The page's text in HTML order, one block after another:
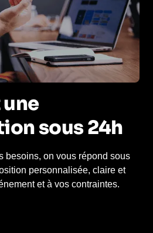
une
sous 24h
besoins, on vous répond sous
personnalisée, claire et
et à vos contraintes.